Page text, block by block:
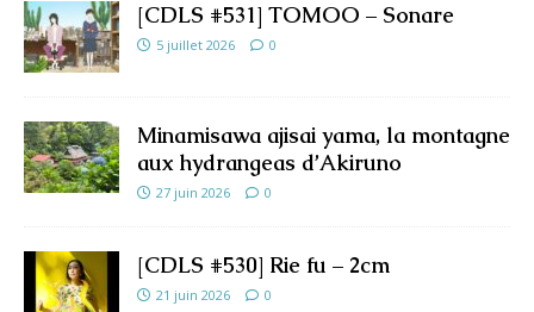
[CDLS #531] TOMOO – Sonare
5 juillet 2026 0
Minamisawa ajisai yama, la montagne
aux hydrangeas d’Akiruno
27 juin 2026 0
[CDLS #530] Rie fu – 2cm
21 juin 2026 0